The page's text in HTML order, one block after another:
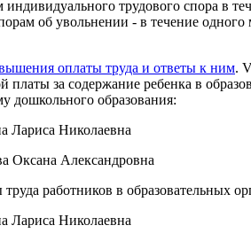
индивидуального трудового спора в
об увольнении - в течение
оплаты труда и ответы к ним.
платы за содержание ребенка в
дошкольного образования:
Лариса Николаевна
Оксана Александровна
работников в образовательных
Лариса Николаевна